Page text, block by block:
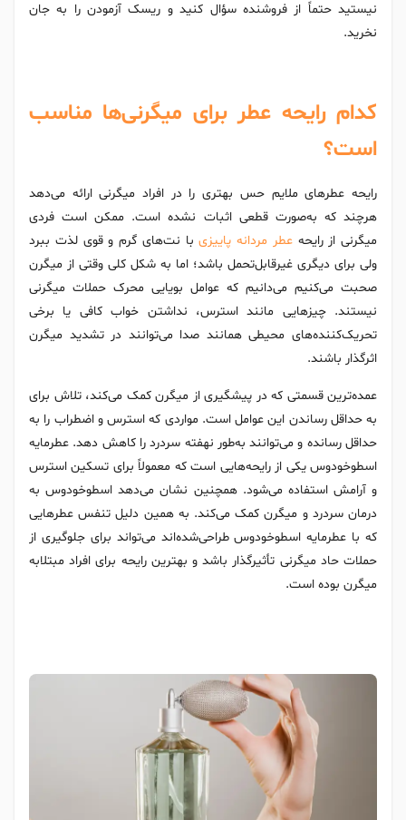
نیستید حتماً از فروشنده سؤال کنید و ریسک آزمودن را به جان
نخرید.
کدام رایحه عطر برای میگرنی‌ها مناسب
است؟
رایحه عطرهای ملایم حس بهتری را در افراد میگرنی ارائه می‌دهد
هرچند که به‌صورت قطعی اثبات نشده است. ممکن است فردی
میگرنی از رایحهعطر مردانه پاییزیبا نت‌های گرم و قوی لذت ببرد
ولی برای دیگری غیرقابل‌تحمل باشد؛ اما به شکل کلی وقتی از میگرن
صحبت می‌کنیم می‌دانیم که عوامل بویایی محرک حملات میگرنی
نیستند. چیزهایی مانند استرس، نداشتن خواب کافی یا برخی
تحریک‌کننده‌های محیطی همانند صدا می‌توانند در تشدید میگرن
اثرگذار باشند.
عمده‌ترین قسمتی که در پیشگیری از میگرن کمک می‌کند، تلاش برای
به حداقل رساندن این عوامل است. مواردی که استرس و اضطراب را به
حداقل رسانده و می‌توانند به‌طور نهفته سردرد را کاهش دهد. عطرمایه
اسطوخودوس یکی از رایحه‌هایی است که معمولاً برای تسکین استرس
و آرامش استفاده می‌شود. همچنین نشان می‌دهد اسطوخودوس به
درمان سردرد و میگرن کمک می‌کند. به همین دلیل تنفس عطرهایی
که با عطرمایه اسطوخودوس طراحی‌شده‌اند می‌تواند برای جلوگیری از
حملات حاد میگرنی تأثیرگذار باشد و بهترین رایحه برای افراد مبتلابه
میگرن بوده است.